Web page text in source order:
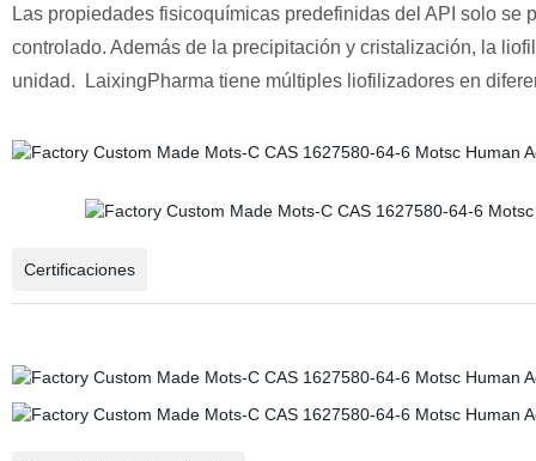
Las propiedades fisicoquímicas predefinidas del API solo
controlado. Además de la precipitación y cristalización, la
unidad. LaixingPharma tiene múltiples liofilizadores en
Certificaciones